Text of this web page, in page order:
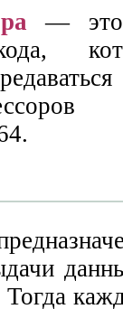
— это